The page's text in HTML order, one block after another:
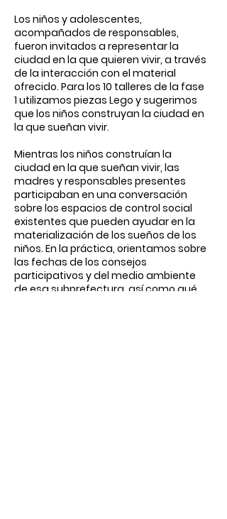
Los niños y adolescentes,
acompañados de responsables,
fueron invitados a representar la
ciudad en la que quieren vivir, a través
de la interacción con el material
ofrecido. Para los 10 talleres de la fase
1 utilizamos piezas Lego y sugerimos
que los niños construyan la ciudad en
la que sueñan vivir.
Mientras los niños construían la
ciudad en la que sueñan vivir, las
madres y responsables presentes
participaban en una conversación
sobre los espacios de control social
existentes que pueden ayudar en la
materialización de los sueños de los
niños. En la práctica, orientamos sobre
las fechas de los consejos
participativos y del medio ambiente
de esa subprefectura, así como qué